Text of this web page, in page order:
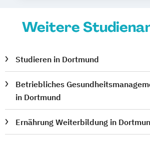
Weitere
Studieren in Dortmund
Betriebliches
in Dortmund
Ernährung Weiterbildung in